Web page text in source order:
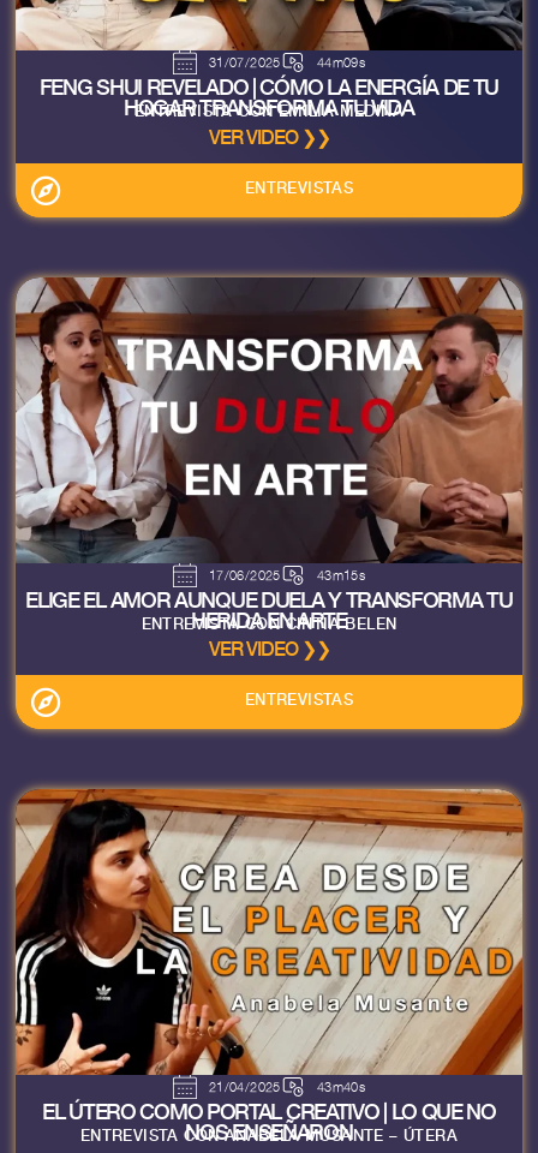
31/07/2025 44m09s
FENG SHUI REVELADO | CÓMO LA ENERGÍA DE TU
HOGAR TRANSFORMA TU VIDA
ENTREVISTA CON EMILIA MEDINA
VER VIDEO ❯❯
ENTREVISTAS
17/06/2025 43m15s
ELIGE EL AMOR AUNQUE DUELA Y TRANSFORMA TU
HERIDA EN ARTE
ENTREVISTA CON CINTIA BELEN
VER VIDEO ❯❯
ENTREVISTAS
21/04/2025 43m40s
EL ÚTERO COMO PORTAL CREATIVO | LO QUE NO
NOS ENSEÑARON
ENTREVISTA CON ANABELA MUSANTE – ÚTERA